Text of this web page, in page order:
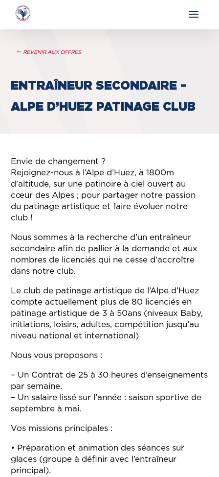
REVENIR AUX OFFRES
ENTRAÎNEUR SECONDAIRE –
ALPE D’HUEZ PATINAGE CLUB
Envie de changement ?
Rejoignez-nous à l’Alpe d’Huez, à 1800m
d’altitude, sur une patinoire à ciel ouvert au
cœur des Alpes ; pour partager notre passion
du patinage artistique et faire évoluer notre
club !
Nous sommes à la recherche d’un entraîneur
secondaire afin de pallier à la demande et aux
nombres de licenciés qui ne cesse d’accroître
dans notre club.
Le club de patinage artistique de l’Alpe d’Huez
compte actuellement plus de 80 licenciés en
patinage artistique de 3 à 50ans (niveaux Baby,
initiations, loisirs, adultes, compétition jusqu’au
niveau national et international)
Nous vous proposons :
– Un Contrat de 25 à 30 heures d’enseignements
par semaine.
– Un salaire lissé sur l’année : saison sportive de
septembre à mai.
Vos missions principales :
• Préparation et animation des séances sur
glaces (groupe à définir avec l’entraîneur
principal).